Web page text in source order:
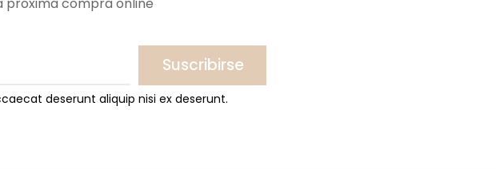
Suscribirse
deserunt aliquip nisi ex deserunt.